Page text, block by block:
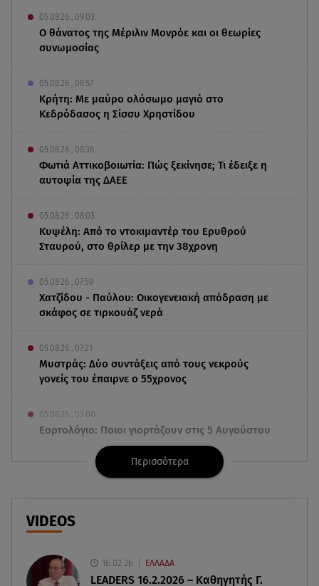
05.08.26 , 09:03
O θάνατος της Μέριλιν Μονρόε και οι θεωρίες
συνωμοσίας
05.08.26 , 08:57
Κρήτη: Με μαύρο ολόσωμο μαγιό στο
Κεδρόδασος η Σίσσυ Χρηστίδου
05.08.26 , 08:36
Φωτιά Αττικοβοιωτία: Πώς ξεκίνησε; Τι έδειξε η
αυτοψία της ΔΑΕΕ
05.08.26 , 08:03
Κυψέλη: Από το ντοκιμαντέρ του Ερυθρού
Σταυρού, στο θρίλερ με την 38χρονη
05.08.26 , 07:59
Χατζίδου - Παύλου: Οικογενειακή απόδραση με
σκάφος σε τιρκουάζ νερά
05.08.26 , 07:21
Μυστράς: Δύο συντάξεις από τους νεκρούς
γονείς του έπαιρνε ο 55χρονος
05.08.26 , 03:00
Εορτολόγιο: Ποιοι γιορτάζουν στις 5 Αυγούστου
04.08.26 , 23:46
Πριγκίπισσα Ευγενία: Έφερε στον κόσμο το τρίτο
της παιδί!
04.08.26 , 23:28
Κοινή εμφάνιση στην Επίδαυρο
Περισσότερα
VIDEOS
16.02.26 ΕΛΛΑΔΑ
LEADERS 16.2.2026 – Καθηγητής Γ.